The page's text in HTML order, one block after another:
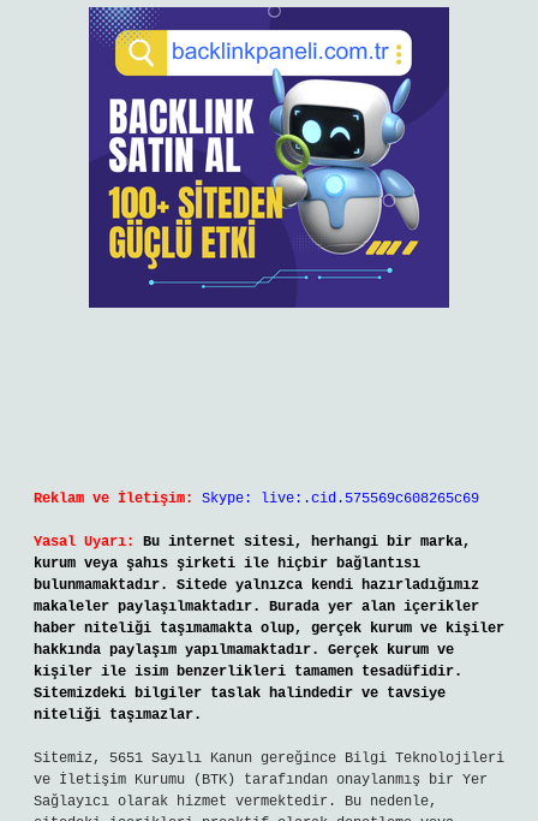
Reklam ve İletişim: Skype: live:.cid.575569c608265c69
Yasal Uyarı:
Bu internet sitesi, herhangi bir marka,
kurum veya şahıs şirketi ile hiçbir bağlantısı
bulunmamaktadır. Sitede yalnızca kendi hazırladığımız
makaleler paylaşılmaktadır. Burada yer alan içerikler
haber niteliği taşımamakta olup, gerçek kurum ve kişiler
hakkında paylaşım yapılmamaktadır. Gerçek kurum ve
kişiler ile isim benzerlikleri tamamen tesadüfidir.
Sitemizdeki bilgiler taslak halindedir ve tavsiye
niteliği taşımazlar.
Sitemiz, 5651 Sayılı Kanun gereğince Bilgi Teknolojileri
ve İletişim Kurumu (BTK) tarafından onaylanmış bir Yer
Sağlayıcı olarak hizmet vermektedir. Bu nedenle,